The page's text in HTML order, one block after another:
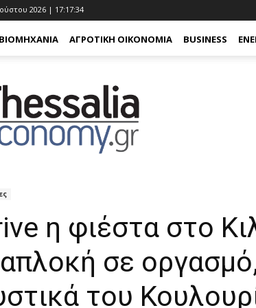
2026 | 17:17:35
ΒΙΟΜΗΧΑΝΊΑ ΑΓΡΟΤΙΚΉ ΟΙΚΟΝΟΜΊΑ BUSINESS
η φιέστα στο
σε
του